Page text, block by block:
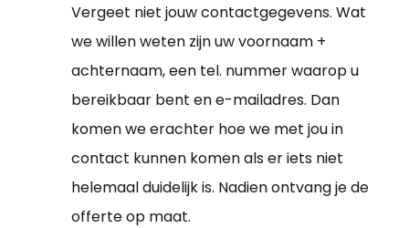
Vergeet niet jouw contactgegevens. Wat
we willen weten zijn uw voornaam +
achternaam, een tel. nummer waarop u
bereikbaar bent en e-mailadres. Dan
komen we erachter hoe we met jou in
contact kunnen komen als er iets niet
helemaal duidelijk is. Nadien ontvang je de
offerte op maat.